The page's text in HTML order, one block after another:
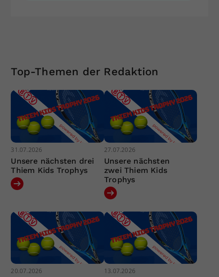
Top-Themen der Redaktion
31.07.2026
Unsere nächsten drei
Thiem Kids Trophys
27.07.2026
Unsere nächsten
zwei Thiem Kids
Trophys
20.07.2026 13.07.2026